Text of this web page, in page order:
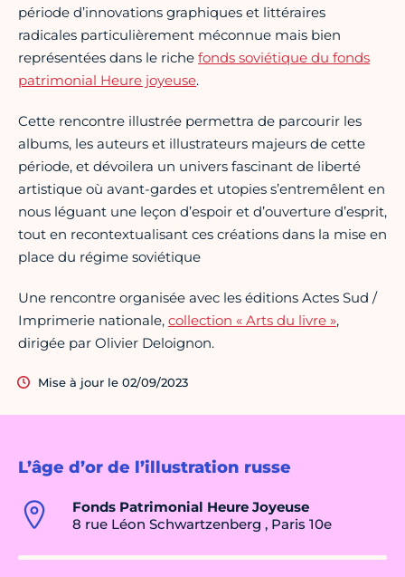
L’âge d’or de l’illustration russe
Fonds Patrimonial Heure Joyeuse
8 rue Léon Schwartzenberg , Paris 10e
période d’innovations graphiques et littéraires
radicales particulièrement méconnue mais bien
représentées dans le riche fonds soviétique du fonds
patrimonial Heure joyeuse.
Cette rencontre illustrée permettra de parcourir les
albums, les auteurs et illustrateurs majeurs de cette
période, et dévoilera un univers fascinant de liberté
artistique où avant-gardes et utopies s’entremêlent en
nous léguant une leçon d’espoir et d’ouverture d’esprit,
tout en recontextualisant ces créations dans la mise en
place du régime soviétique
Une rencontre organisée avec les éditions Actes Sud /
Imprimerie nationale, collection « Arts du livre »,
dirigée par Olivier Deloignon.
Mise à jour le 02/09/2023